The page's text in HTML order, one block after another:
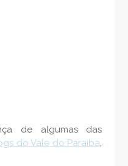
de algumas das
do Vale do Paraíba,